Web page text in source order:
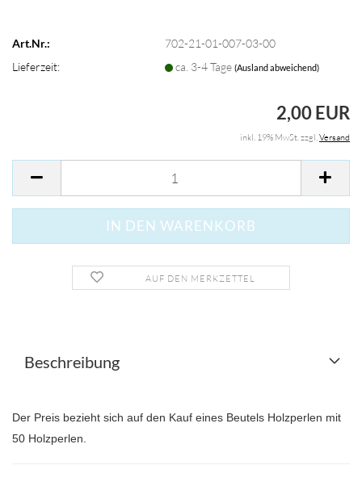
Art.Nr.:
702-21-01-007-03-00
Lieferzeit:
ca. 3-4 Tage(Ausland abweichend)
2,00 EUR
inkl. 19% MwSt. zzgl.Versand
AUF DEN MERKZETTEL
Beschreibung
Der Preis bezieht sich auf den Kauf eines Beutels Holzperlen mit
50 Holzperlen.